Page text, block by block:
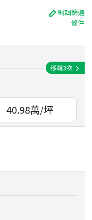
編輯篩選
條件
移轉3次
40.98萬/坪